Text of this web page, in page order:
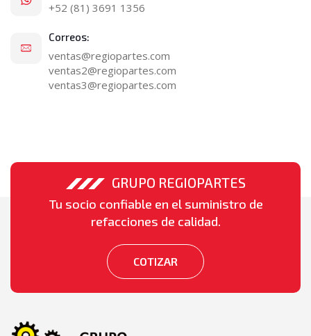
+52 (81) 3691 1356
Correos:
ventas@regiopartes.com
ventas2@regiopartes.com
ventas3@regiopartes.com
GRUPO REGIOPARTES
Tu socio confiable en el suministro de
refacciones de calidad.
COTIZAR